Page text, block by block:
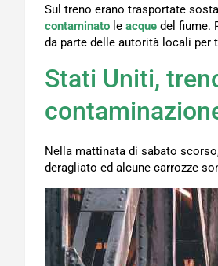
Sul treno erano trasportate
contaminato le acque del fiume.
da parte delle autorità locali per
Stati Uniti,
Nella mattinata di sabato
deragliato ed alcune carrozze